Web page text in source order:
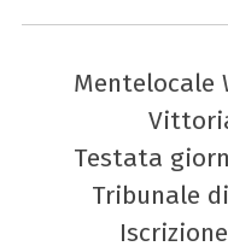
Mentelocale
Testata
Tribunale